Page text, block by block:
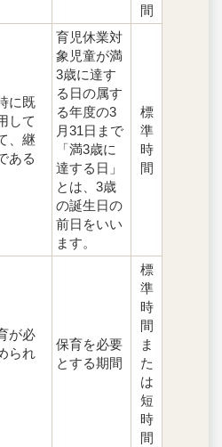
間
に既
して
、継
ある
育児休業対
象児童が満
3歳に達す
る日の属す
る年度の3
月31日まで
「満3歳に
達する日」
とは、3歳
の誕生日の
前日をいい
ます。
標
準
時
間
が必
られ
保育を必要
とする期間
標
準
時
間
ま
た
は
短
時
間